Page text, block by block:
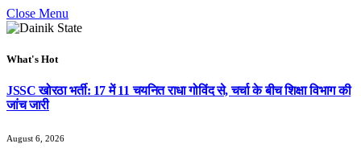
Close Menu
What's Hot
JSSC खोरठा भर्ती: 17 में 11 चयनित राधा गोविंद से, चर्चा के बीच शिक्षा विभाग की
जांच जारी
August 6, 2026